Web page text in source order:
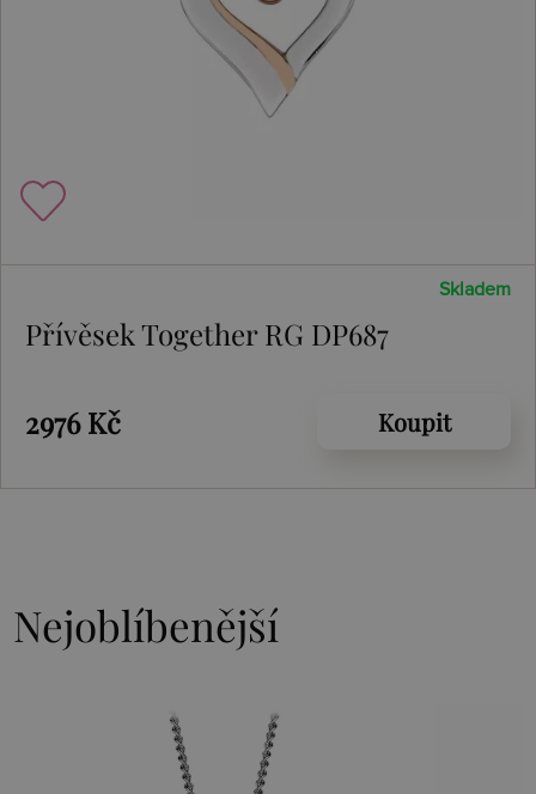
Skladem
Přívěsek Together RG DP687
2976 Kč Koupit
Nejoblíbenější